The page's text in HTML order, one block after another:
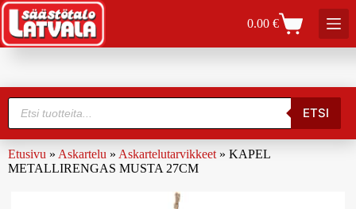
0.00€
ETSI
Etusivu » Askartelu » Askartelutarvikkeet » KAPEL
METALLIRENGAS MUSTA 27CM